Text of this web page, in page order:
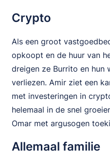
Crypto
Als een groot
opkoopt en de huur van
dreigen ze Burrito en hun
verliezen. Amir ziet een
met investeringen in
helemaal in de snel
Omar met argusogen
Allemaal familie